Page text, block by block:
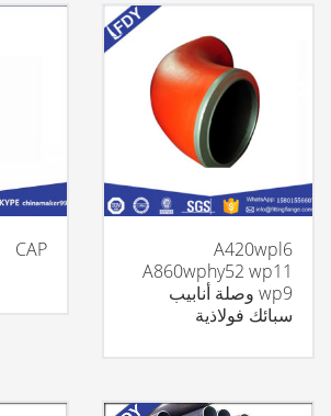
A420wpl6
A860wphy52 wp11
wp9 وصلة أنابيب
سبائك فولاذية
CAP